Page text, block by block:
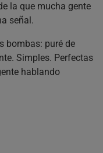
la que mucha gente
señal.
bombas: puré de
Simples. Perfectas
hablando